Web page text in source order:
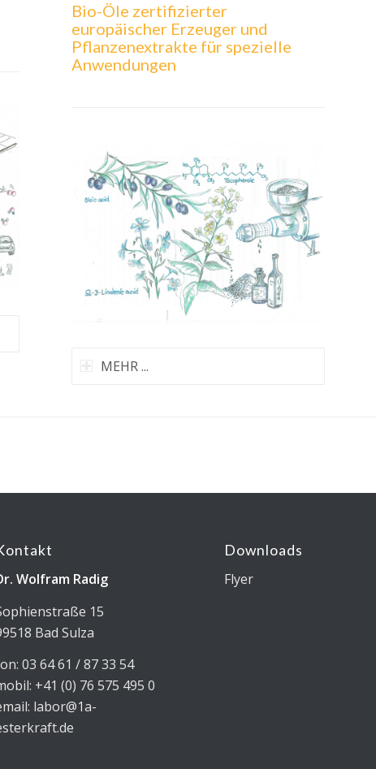
Bio-Öle zertifizierter
europäischer Erzeuger und
Pflanzenextrakte für spezielle
Anwendungen
MEHR ...
Wolfram Radig
15
Bad Sulza
03 64 61 / 87 33 54
+41 (0) 76 575 495 0
labor@1a-
Downloads
Flyer